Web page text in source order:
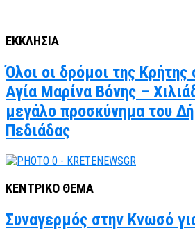
ΕΚΚΛΗΣΙΑ
Όλοι οι δρόμοι της Κρήτης
Αγία Μαρίνα Βόνης –
μεγάλο προσκύνημα του
Πεδιάδας
ΚΕΝΤΡΙΚΟ ΘΕΜΑ
Συναγερμός στην Κνωσό